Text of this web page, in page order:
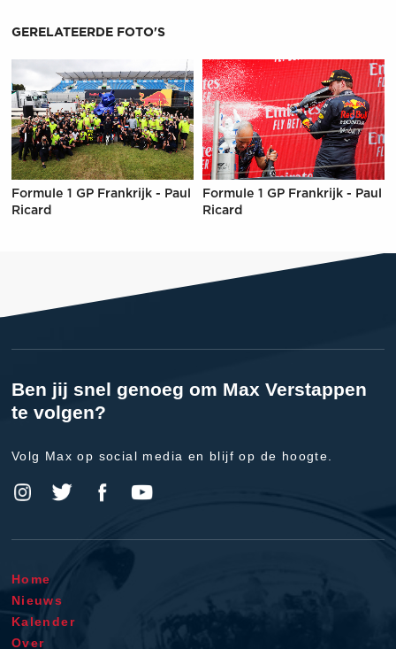
GERELATEERDE FOTO'S
Formule 1 GP Frankrijk - Paul
Ricard
Formule 1 GP Frankrijk - Paul
Ricard
Ben jij snel genoeg om Max Verstappen
te volgen?
Volg Max op social media en blijf op de hoogte.
Home
Nieuws
Kalender
Over